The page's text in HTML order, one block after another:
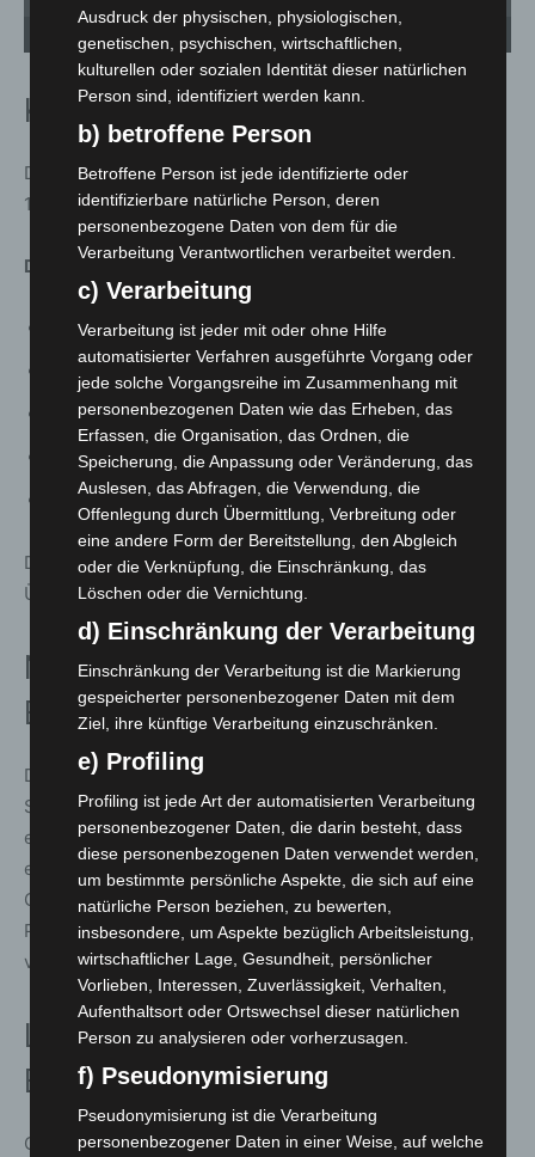
Feuerwehr Godshorn - 1. Spatenstich - Neues Feuerwehrhaus an der Dieter-Liedkte-
Straße in Godshorn. - © Carl-Marcus Müller
Kennzahlen und Zeitplan
Das Bauprojekt ist mit einem Investitionsvolumen von
11,44 Millionen Euro veranschlagt.
Die wichtigsten Eckdaten im Überblick:
Grundstücksgröße: 5.868 Quadratmeter
7 Stellplätze in der Fahrzeughalle
38 Pkw-Stellplätze und 26 Fahrradstellplätze
130 Spinde für Einsatzkräfte
Fertigstellung: 4. Quartal 2027
Der Baubeginn erfolgte nun im 3. Quartal 2026, die
Übergabe ist für das 4. Quartal 2027 vorgesehen.
Nachhaltige Bauweise und
Energieeffizienz
Das neue Gebäude wird nach aktuellen energetischen
Standards errichtet. Vorgesehen sind unter anderem
eine extensive Dachbegrünung sowie eine
energieeffiziente Bauweise nach dem
Gebäudeenergiegesetz (GEG). Zusätzlich ist eine
Planung zur optimalen Nutzung von Tageslicht
vorgesehen.
Langjährige Vorgeschichte und
Bedarfsentwicklung
Grundlage für den Neubau ist der Feuerwehrbedarfsplan
Ausdruck der physischen, physiologischen,
genetischen, psychischen, wirtschaftlichen,
kulturellen oder sozialen Identität dieser natürlichen
Person sind, identifiziert werden kann.
b) betroffene Person
Betroffene Person ist jede identifizierte oder
identifizierbare natürliche Person, deren
personenbezogene Daten von dem für die
Verarbeitung Verantwortlichen verarbeitet werden.
c) Verarbeitung
Verarbeitung ist jeder mit oder ohne Hilfe
automatisierter Verfahren ausgeführte Vorgang oder
jede solche Vorgangsreihe im Zusammenhang mit
personenbezogenen Daten wie das Erheben, das
Erfassen, die Organisation, das Ordnen, die
Speicherung, die Anpassung oder Veränderung, das
Auslesen, das Abfragen, die Verwendung, die
Offenlegung durch Übermittlung, Verbreitung oder
eine andere Form der Bereitstellung, den Abgleich
oder die Verknüpfung, die Einschränkung, das
Löschen oder die Vernichtung.
d) Einschränkung der Verarbeitung
Einschränkung der Verarbeitung ist die Markierung
gespeicherter personenbezogener Daten mit dem
Ziel, ihre künftige Verarbeitung einzuschränken.
e) Profiling
Profiling ist jede Art der automatisierten Verarbeitung
personenbezogener Daten, die darin besteht, dass
diese personenbezogenen Daten verwendet werden,
um bestimmte persönliche Aspekte, die sich auf eine
natürliche Person beziehen, zu bewerten,
insbesondere, um Aspekte bezüglich Arbeitsleistung,
wirtschaftlicher Lage, Gesundheit, persönlicher
Vorlieben, Interessen, Zuverlässigkeit, Verhalten,
Aufenthaltsort oder Ortswechsel dieser natürlichen
Person zu analysieren oder vorherzusagen.
f) Pseudonymisierung
Pseudonymisierung ist die Verarbeitung
personenbezogener Daten in einer Weise, auf welche